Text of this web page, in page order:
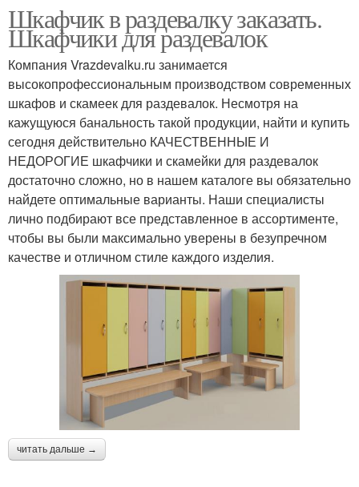
Шкафчик в раздевалку заказать.
Шкафчики для раздевалок
Компания Vrazdevalku.ru занимается
высокопрофессиональным производством современных
шкафов и скамеек для раздевалок. Несмотря на
кажущуюся банальность такой продукции, найти и купить
сегодня действительно КАЧЕСТВЕННЫЕ И
НЕДОРОГИЕ шкафчики и скамейки для раздевалок
достаточно сложно, но в нашем каталоге вы обязательно
найдете оптимальные варианты. Наши специалисты
лично подбирают все представленное в ассортименте,
чтобы вы были максимально уверены в безупречном
качестве и отличном стиле каждого изделия.
читать дальше →